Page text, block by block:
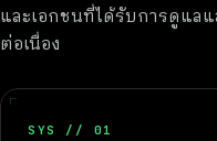
และเอกชนที่ได้รับการดูแล
ต่อเนื่อง
SYS // 01